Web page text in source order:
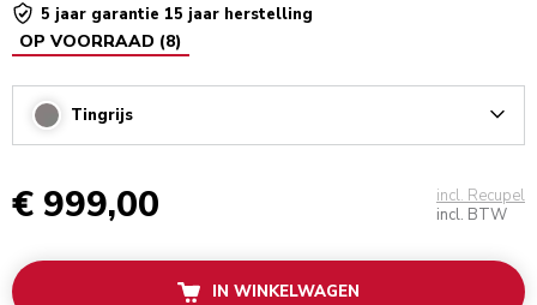
5 jaar garantie 15 jaar herstelling
OP VOORRAAD (8)
Tingrijs
€ 999,00
incl. Recupel
incl. BTW
IN WINKELWAGEN